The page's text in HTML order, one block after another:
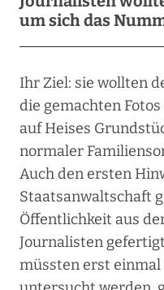
um sich das
Ihr Ziel: sie wollten
die gemachten
auf Heises
normaler
Auch den ersten
Staatsanwaltschaft
Öffentlichkeit aus
Journalisten
müssten erst